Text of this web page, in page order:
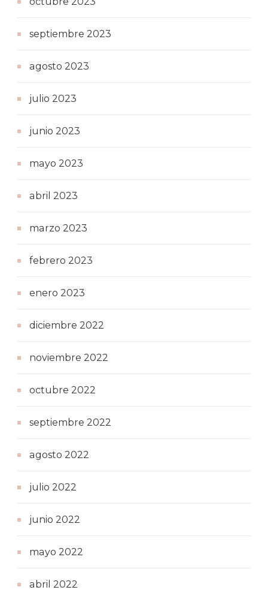
septiembre 2023
agosto 2023
julio 2023
junio 2023
mayo 2023
abril 2023
marzo 2023
febrero 2023
enero 2023
diciembre 2022
noviembre 2022
octubre 2022
septiembre 2022
agosto 2022
julio 2022
junio 2022
mayo 2022
abril 2022